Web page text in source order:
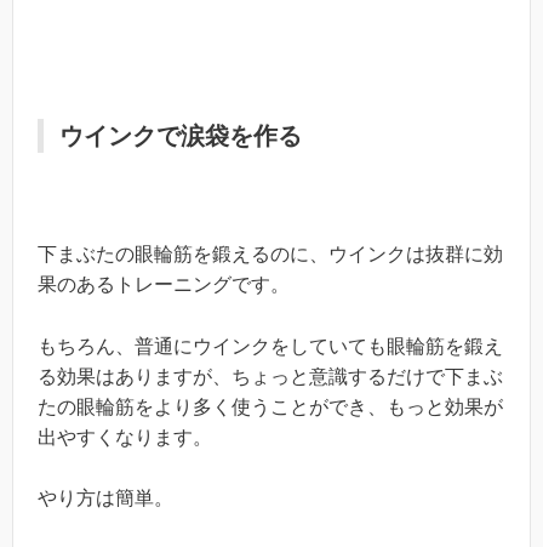
ウインクで涙袋を作る
下まぶたの眼輪筋を鍛えるのに、ウインクは抜群に効
果のあるトレーニングです。
もちろん、普通にウインクをしていても眼輪筋を鍛え
る効果はありますが、ちょっと意識するだけで下まぶ
たの眼輪筋をより多く使うことができ、もっと効果が
出やすくなります。
やり方は簡単。